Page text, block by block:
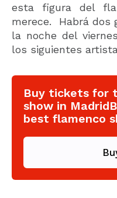
esta figura del
merece. Habrá dos
la noche del
los siguientes
Buy tickets for
show in
best flamenco